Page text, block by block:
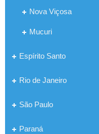
Nova Viçosa
Mucuri
Espírito Santo
Rio de Janeiro
São Paulo
Paraná